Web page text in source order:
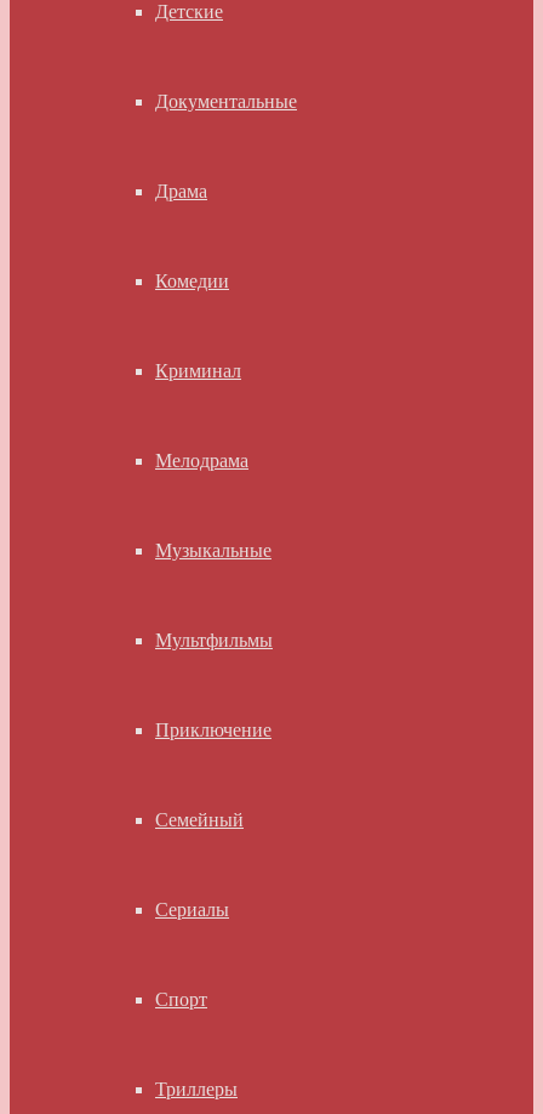
Детские
Документальные
Драма
Комедии
Криминал
Мелодрама
Музыкальные
Мультфильмы
Приключение
Семейный
Сериалы
Спорт
Триллеры